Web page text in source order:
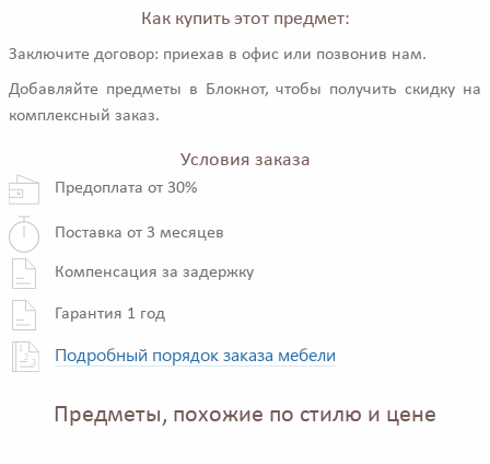
Как купить этот предмет:
Заключите договор: приехав в офис или позвонив нам.
Добавляйте предметы в Блокнот, чтобы получить скидку на
комплексный заказ.
Условия заказа
Предоплата от 30%
Поставка от 3 месяцев
Компенсация за задержку
Гарантия 1 год
Подробный порядок заказа мебели
Предметы, похожие по стилю и цене